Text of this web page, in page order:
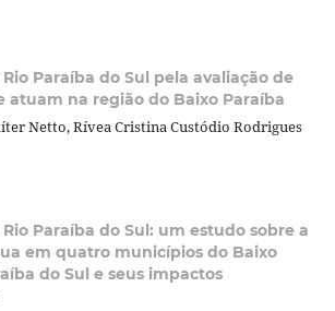
Paraíba do Sul pela avaliação de
atuam na região do Baixo Paraíba
Netto, Rívea Cristina Custódio Rodrigues
Paraíba do Sul: um estudo sobre a
em quatro municípios do Baixo
do Sul e seus impactos